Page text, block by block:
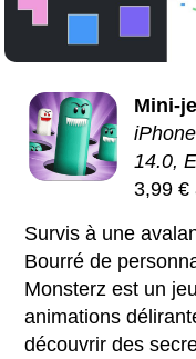
Mini-
14.0,
3,99 €
Survis à une
Bourré de
Monsterz est un
animations
découvrir des